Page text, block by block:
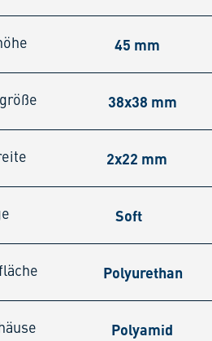
45 mm
38x38 mm
2x22 mm
Soft
Polyurethan
Polyamid